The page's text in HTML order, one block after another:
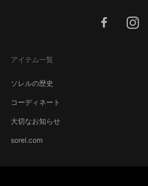
facebook
アイテム一覧
ソレルの歴史
コーディネート
大切なお知らせ
sorel.com